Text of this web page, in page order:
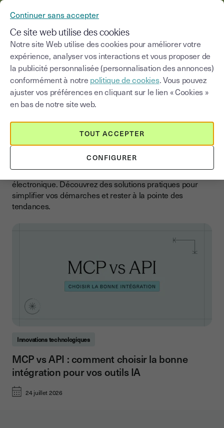
Choisir une catégorie Saisissez un terme
Blog
Boostez votre entreprise
avec la signature
électronique
Accélérez la croissance de votre entreprise avec nos
conseils, actualités et guides sur la signature
électronique. Découvrez des solutions pratiques pour
simplifier vos démarches et rester à la pointe des
tendances.
Innovations technologiques
24 juillet 2026
MCP vs API : comment choisir la bonne
intégration pour vos outils IA
Continuer sans accepter
Ce site web utilise des cookies
Notre site Web utilise des cookies pour améliorer votre
expérience, analyser vos interactions et vous proposer de
la publicité personnalisée (personnalisation des annonces)
conformément à notre politique de cookies. Vous pouvez
ajuster vos préférences en cliquant sur le lien « Cookies »
en bas de notre site web.
CONFIGURER
TOUT ACCEPTER